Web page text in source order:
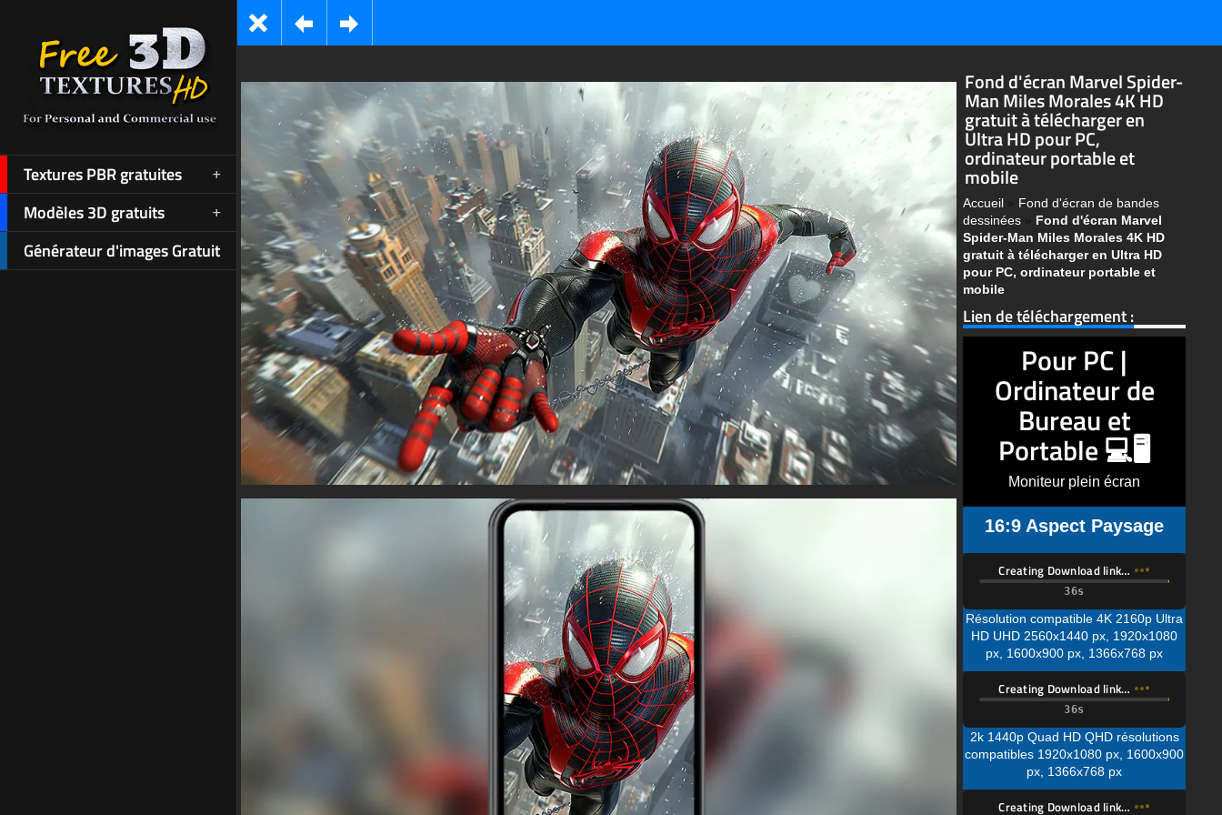
Textures PBR gratuites
Modèles 3D gratuits
Générateur d'images Gratuit
Fond d'écran Marvel Spider-
Man Miles Morales 4K HD
gratuit à télécharger en
Ultra HD pour PC,
ordinateur portable et
mobile
Accueil » Fond d'écran de bandes
dessinées » Fond d'écran Marvel
Spider-Man Miles Morales 4K HD
gratuit à télécharger en Ultra HD
pour PC, ordinateur portable et
mobile
Lien de téléchargement :
Pour PC |
Ordinateur de
Bureau et
Portable 💻🖥️
Moniteur plein écran
16:9 Aspect Paysage
Creating Download link…
HD UHD 2560x1440 px, 1920x1080
px, 1600x900 px, 1366x768 px
Creating Download link…
2k 1440p Quad HD QHD résolutions
px, 1366x768 px
Creating Download link…